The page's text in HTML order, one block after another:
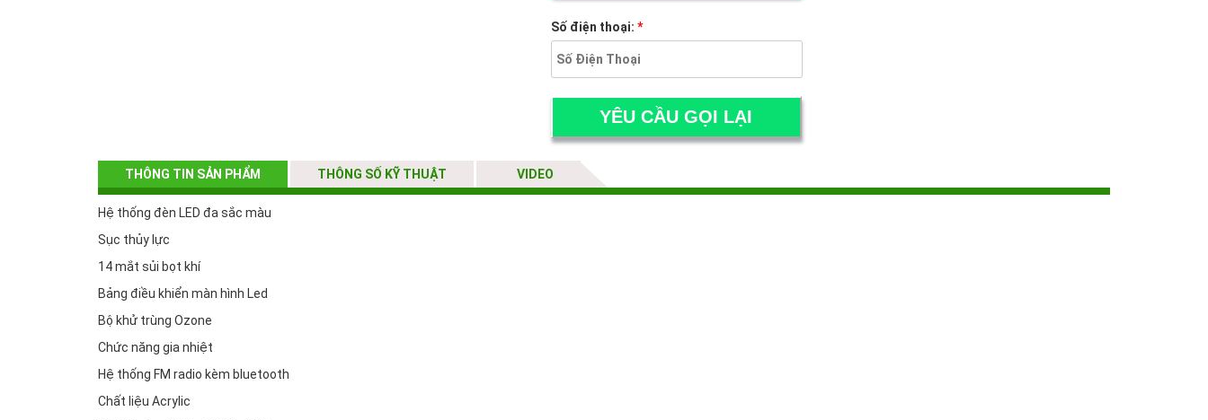
Số điện thoại: *
THÔNG TIN SẢN PHẨM THÔNG SỐ KỸ THUẬT VIDEO
Hệ thống đèn LED đa sắc màu
Sục thủy lực
14 mắt sủi bọt khí
Bảng điều khiển màn hình Led
Bộ khử trùng Ozone
Chức năng gia nhiệt
Hệ thống FM radio kèm bluetooth
Chất liệu Acrylic